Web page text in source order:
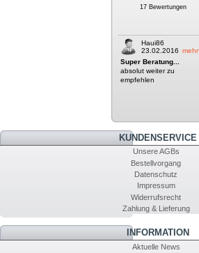
17 Bewertungen
Haui86
23.02.2016 mehr
Super Beratung...
absolut weiter zu
empfehlen
KUNDENSERVICE
Unsere AGBs
Bestellvorgang
Datenschutz
Impressum
Widerrufsrecht
Zahlung & Lieferung
INFORMATION
Aktuelle News